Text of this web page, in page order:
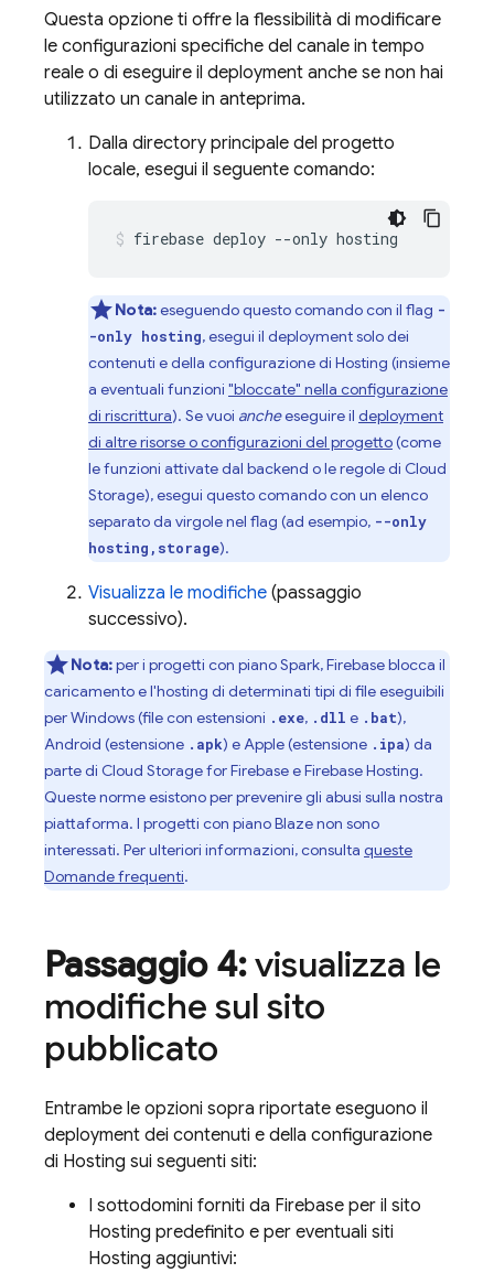
Questa opzione ti offre la flessibilità di modificare
le configurazioni specifiche del canale in tempo
reale o di eseguire il deployment anche se non hai
utilizzato un canale in anteprima.
Dalla directory principale del progetto
locale, esegui il seguente comando:
firebase deploy --only hosting
Nota:eseguendo questo comando con il flag -
-only hosting, esegui il deployment solo dei
contenuti e della configurazione di Hosting (insieme
a eventuali funzioni "bloccate" nella configurazione
di riscrittura). Se vuoi ancheeseguire il deployment
di altre risorse o configurazioni del progetto(come
le funzioni attivate dal backend o le regole di Cloud
Storage), esegui questo comando con un elenco
separato da virgole nel flag (ad esempio, --only
hosting,storage).
Visualizza le modifiche (passaggio
successivo).
Nota:per i progetti con piano Spark, Firebase blocca il
caricamento e l'hosting di determinati tipi di file eseguibili
per Windows (file con estensioni .exe, .dll e .bat),
Android (estensione .apk) e Apple (estensione .ipa) da
parte di Cloud Storage for FirebaseeFirebase Hosting.
Queste norme esistono per prevenire gli abusi sulla nostra
piattaforma. I progetti con piano Blaze non sono
interessati. Per ulteriori informazioni, consulta queste
Domande frequenti.
Passaggio 4:visualizza le
modifiche sul sito
pubblicato
Entrambe le opzioni sopra riportate eseguono il
deployment dei contenuti e della configurazione
di Hosting sui seguenti siti:
I sottodomini forniti da Firebase per il sito
Hosting predefinito e per eventuali siti
Hosting aggiuntivi: